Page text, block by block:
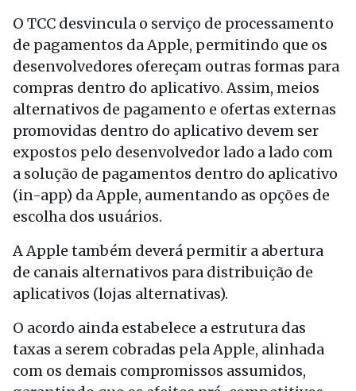
O TCC desvincula o serviço de processamento
de pagamentos da Apple, permitindo que os
desenvolvedores ofereçam outras formas para
compras dentro do aplicativo. Assim, meios
alternativos de pagamento e ofertas externas
promovidas dentro do aplicativo devem ser
expostos pelo desenvolvedor lado a lado com
a solução de pagamentos dentro do aplicativo
(in-app) da Apple, aumentando as opções de
escolha dos usuários.
A Apple também deverá permitir a abertura
de canais alternativos para distribuição de
aplicativos (lojas alternativas).
O acordo ainda estabelece a estrutura das
taxas a serem cobradas pela Apple, alinhada
com os demais compromissos assumidos,